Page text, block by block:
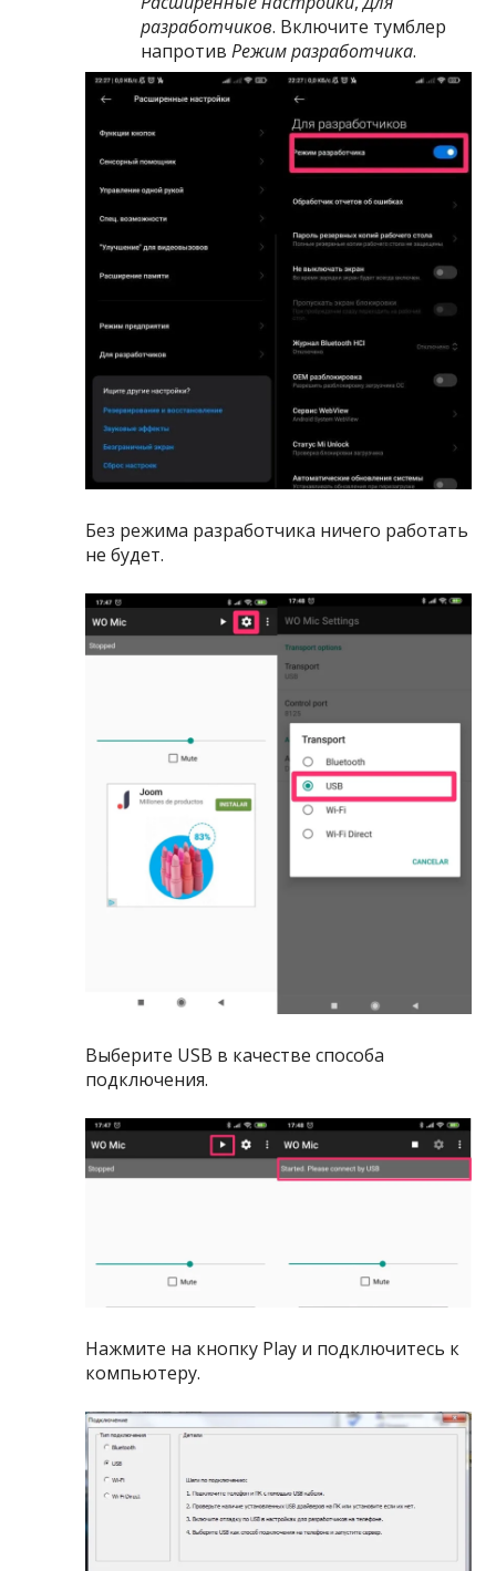
разработчиков. Включите тумблер
напротивРежим разработчика.
Без режима разработчика ничего работать
не будет.
Выберите USB в качестве способа
подключения.
Нажмите на кнопку Play и подключитесь к
компьютеру.